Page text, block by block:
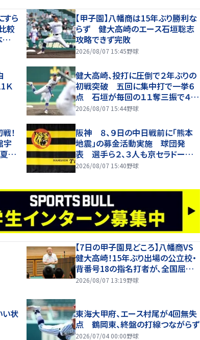
すら
較
塁
【甲子園】八幡商は15年ぶり勝利な
らず 健大高崎のエース石垣聡志
攻略できず完敗
2026/08/07 15:45野球
Ｋ
健大高崎、投打に圧倒で２年ぶりの
初戦突破 五回に集中打で一挙６
点 石垣が毎回の１１奪三振で４安
打完投勝利
2026/08/07 15:44野球
！
宇
甲
阪神 ８、９日の中日戦前に「熊本
地震」の募金活動実施 球団発
表 選手ら２、３人も京セラドーム
で活動に参加し全額寄付 球場内
2026/08/07 15:40野球
【7日の甲子園見どころ】八幡商VS
健大高崎！15年ぶり出場の公立校・
背番号18の指名打者が、全国屈指
の投手陣に挑む
2026/08/07 13:19野球
い状
東海大甲府、エース村尾が4回無失
点 鶴岡東、終盤の打線つながらず
2026/07/04 00:00野球